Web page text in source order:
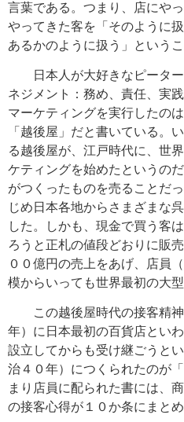
言葉である。つまり、店にや
やってきた客を「そのように
あるかのように扱う」というこ
日本人が大好きなピーター
ネジメント：務め、責任、実
マーケティングを実行したの
「越後屋」だと書いている。
る越後屋が、江戸時代に、世
ケティングを始めたというの
がつくったものを売ることだ
じめ日本各地からさまざまな
した。しかも、現金で買う客
ろうと正札の値段どおりに販
００億円の売上をあげ、店員
模からいっても世界最初の大
この越後屋時代の接客精神
年）に日本最初の百貨店とい
設立してからも受け継ごうと
治４０年）につくられたのが
まり店員に配られた書には、
の接客心得が１０か条にまとめ